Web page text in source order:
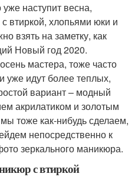
наступит весна,
втиркой, хлопьями юки и
взять на заметку, как
Новый год 2020.
мастера, тоже часто
уже идут более теплых,
вариант – модный
акрилатиком и золотым
тоже как-нибудь сделаем,
непосредственно к
зеркального маникюра.
с втиркой